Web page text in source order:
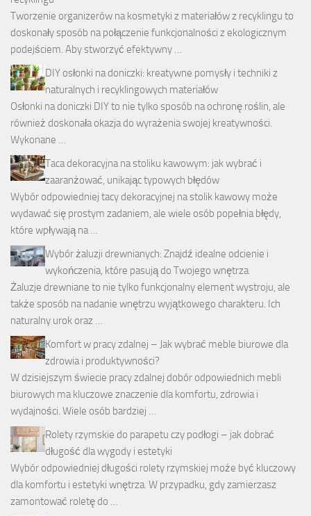
Tworzenie organizerów na kosmetyki z materiałów z recyklingu to
doskonały sposób na połączenie funkcjonalności z ekologicznym
podejściem. Aby stworzyć efektywny …
DIY osłonki na doniczki: kreatywne pomysły i techniki z
naturalnych i recyklingowych materiałów
Osłonki na doniczki DIY to nie tylko sposób na ochronę roślin, ale
również doskonała okazja do wyrażenia swojej kreatywności.
Wykonane …
Taca dekoracyjna na stoliku kawowym: jak wybrać i
zaaranżować, unikając typowych błędów
Wybór odpowiedniej tacy dekoracyjnej na stolik kawowy może
wydawać się prostym zadaniem, ale wiele osób popełnia błędy,
które wpływają na …
Wybór żaluzji drewnianych: Znajdź idealne odcienie i
wykończenia, które pasują do Twojego wnętrza
Żaluzje drewniane to nie tylko funkcjonalny element wystroju, ale
także sposób na nadanie wnętrzu wyjątkowego charakteru. Ich
naturalny urok oraz …
Komfort w pracy zdalnej – Jak wybrać meble biurowe dla
zdrowia i produktywności?
W dzisiejszym świecie pracy zdalnej dobór odpowiednich mebli
biurowych ma kluczowe znaczenie dla komfortu, zdrowia i
wydajności. Wiele osób bardziej …
Rolety rzymskie do parapetu czy podłogi – jak dobrać
długość dla wygody i estetyki
Wybór odpowiedniej długości rolety rzymskiej może być kluczowy
dla komfortu i estetyki wnętrza. W przypadku, gdy zamierzasz
zamontować roletę do …